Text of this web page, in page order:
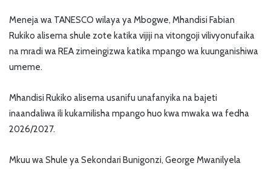
Meneja wa TANESCO wilaya ya Mbogwe, Mhandisi Fabian
Rukiko alisema shule zote katika vijiji na vitongoji vilivyonufaika
na mradi wa REA zimeingizwa katika mpango wa kuunganishiwa
umeme.
Mhandisi Rukiko alisema usanifu unafanyika na bajeti
inaandaliwa ili kukamilisha mpango huo kwa mwaka wa fedha
2026/2027.
Mkuu wa Shule ya Sekondari Bunigonzi, George Mwanilyela